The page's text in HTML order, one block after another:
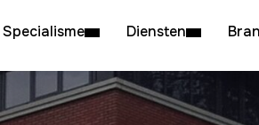
Specialisme Diensten